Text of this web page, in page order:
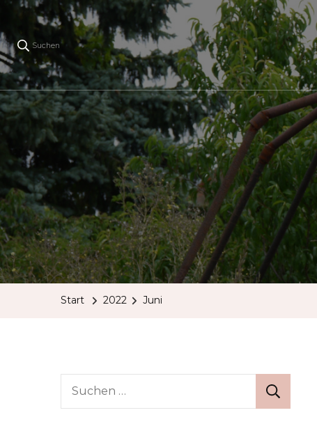
Suchen
Start 2022 Juni
Suchen